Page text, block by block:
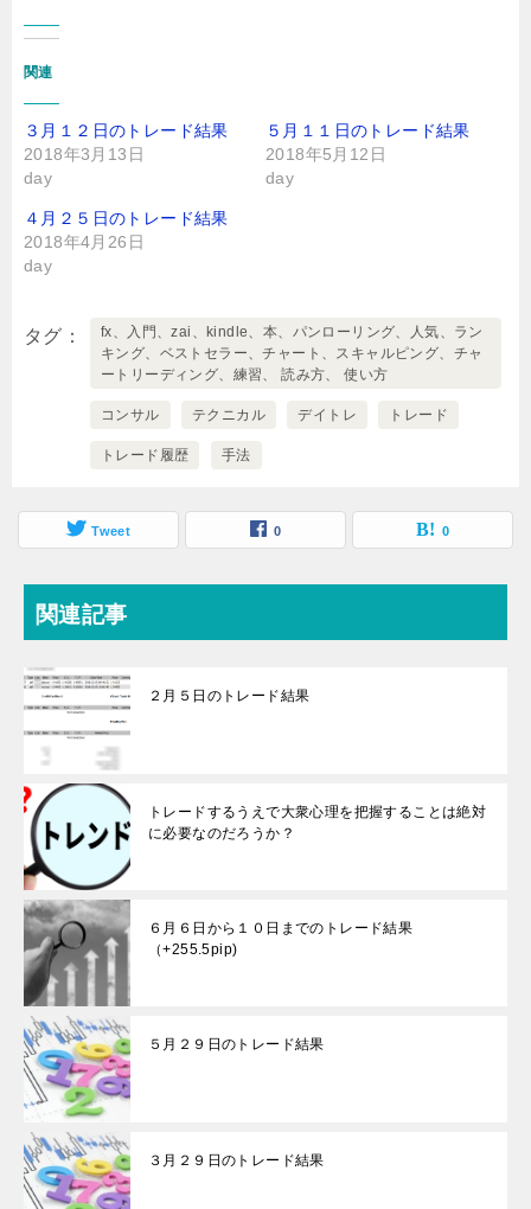
関連
３月１２日のトレード結果
2018年3月13日
day
５月１１日のトレード結果
2018年5月12日
day
４月２５日のトレード結果
2018年4月26日
day
タグ
fx、入門、zai、kindle、本、パンローリング、人気、ラン
キング、ベストセラー、チャート、スキャルピング、チャ
ートリーディング、練習、 読み方、 使い方
コンサル テクニカル デイトレ トレード
トレード履歴 手法
Tweet 0 0
関連記事
２月５日のトレード結果
トレードするうえで大衆心理を把握することは絶対
に必要なのだろうか？
６月６日から１０日までのトレード結果
（+255.5pip)
５月２９日のトレード結果
３月２９日のトレード結果